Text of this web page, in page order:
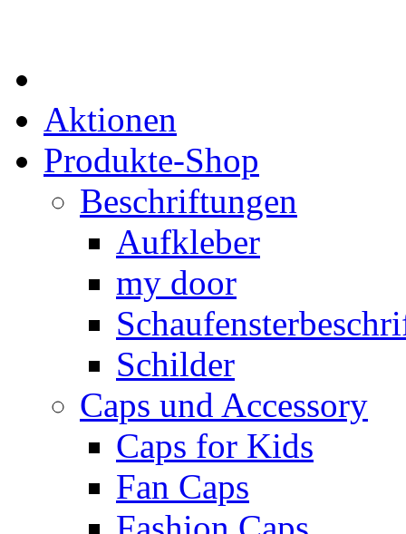
Aktionen
Produkte-Shop
Beschriftungen
Aufkleber
my door
Schilder
Caps und Accessory
Caps for Kids
Fan Caps